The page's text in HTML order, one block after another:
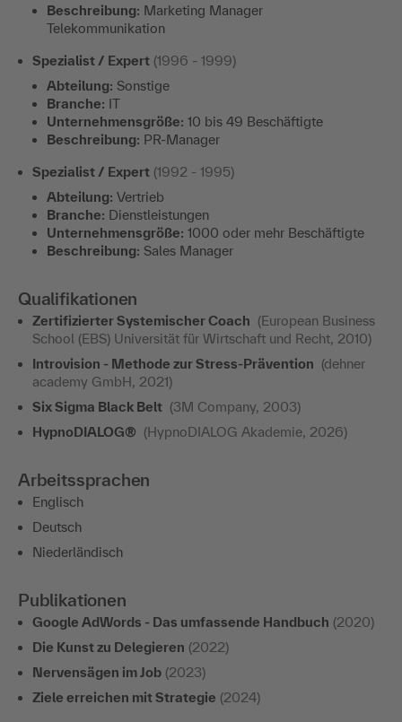
Beschreibung: Marketing Manager
Telekommunikation
Spezialist / Expert (1996 - 1999)
Abteilung: Sonstige
Branche: IT
Unternehmensgröße: 10 bis 49 Beschäftigte
Beschreibung: PR-Manager
Spezialist / Expert (1992 - 1995)
Abteilung: Vertrieb
Branche: Dienstleistungen
Unternehmensgröße: 1000 oder mehr Beschäftigte
Beschreibung: Sales Manager
Qualifikationen
Zertifizierter Systemischer Coach (European Business
School (EBS) Universität für Wirtschaft und Recht, 2010)
Introvision - Methode zur Stress-Prävention (dehner
academy GmbH, 2021)
Six Sigma Black Belt (3M Company, 2003)
HypnoDIALOG® (HypnoDIALOG Akademie, 2026)
Arbeitssprachen
Englisch
Deutsch
Niederländisch
Publikationen
Google AdWords - Das umfassende Handbuch (2020)
Die Kunst zu Delegieren (2022)
Nervensägen im Job (2023)
Ziele erreichen mit Strategie (2024)